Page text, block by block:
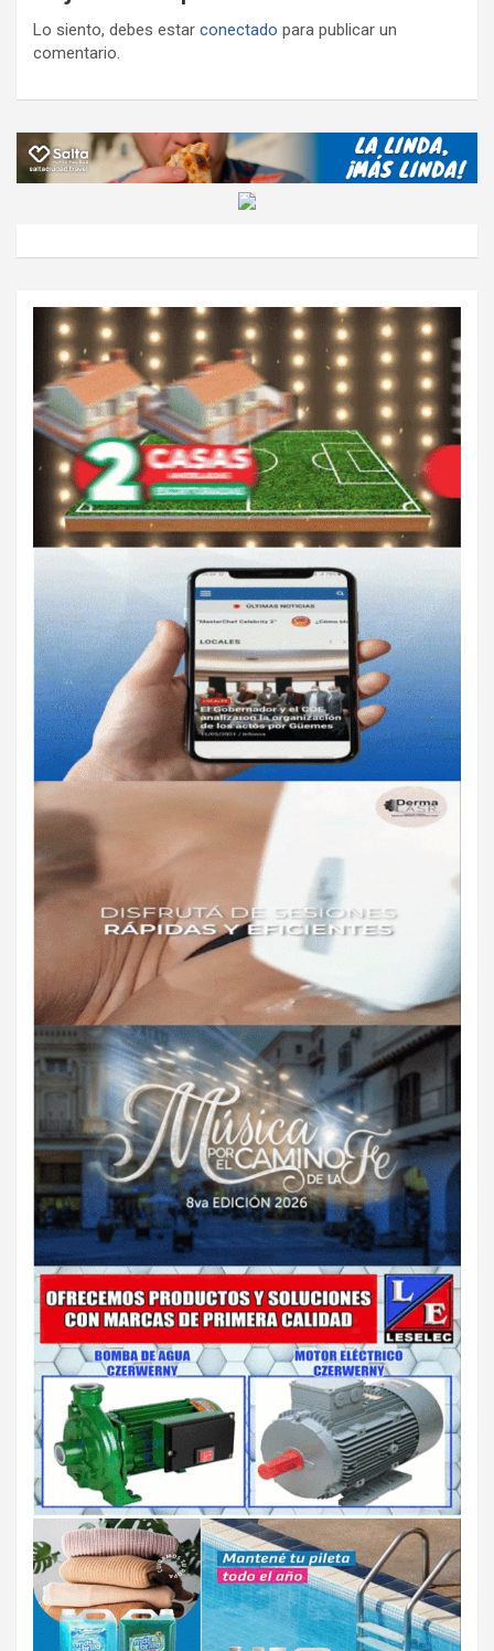
Lo siento, debes estar conectado para publicar un
comentario.